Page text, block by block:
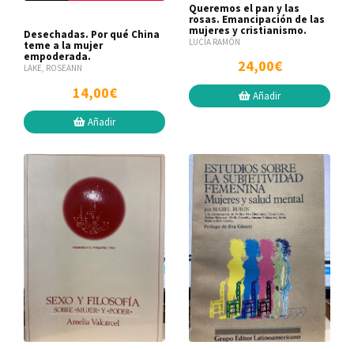
Desechadas. Por qué China
teme a la mujer
empoderada.
LAKE, ROSEANN
14,00€
Añadir
Queremos el pan y las
rosas. Emancipación de las
mujeres y cristianismo.
LUCÍA RAMÓN
24,00€
Añadir